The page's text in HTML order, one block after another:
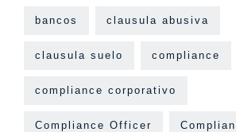
bancos clausula abusiva
clausula suelo compliance
compliance corporativo
Compliance Officer